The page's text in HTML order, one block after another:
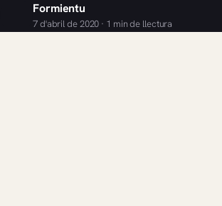
Formientu
7 d'abril de 2020 · 1 min de llectura